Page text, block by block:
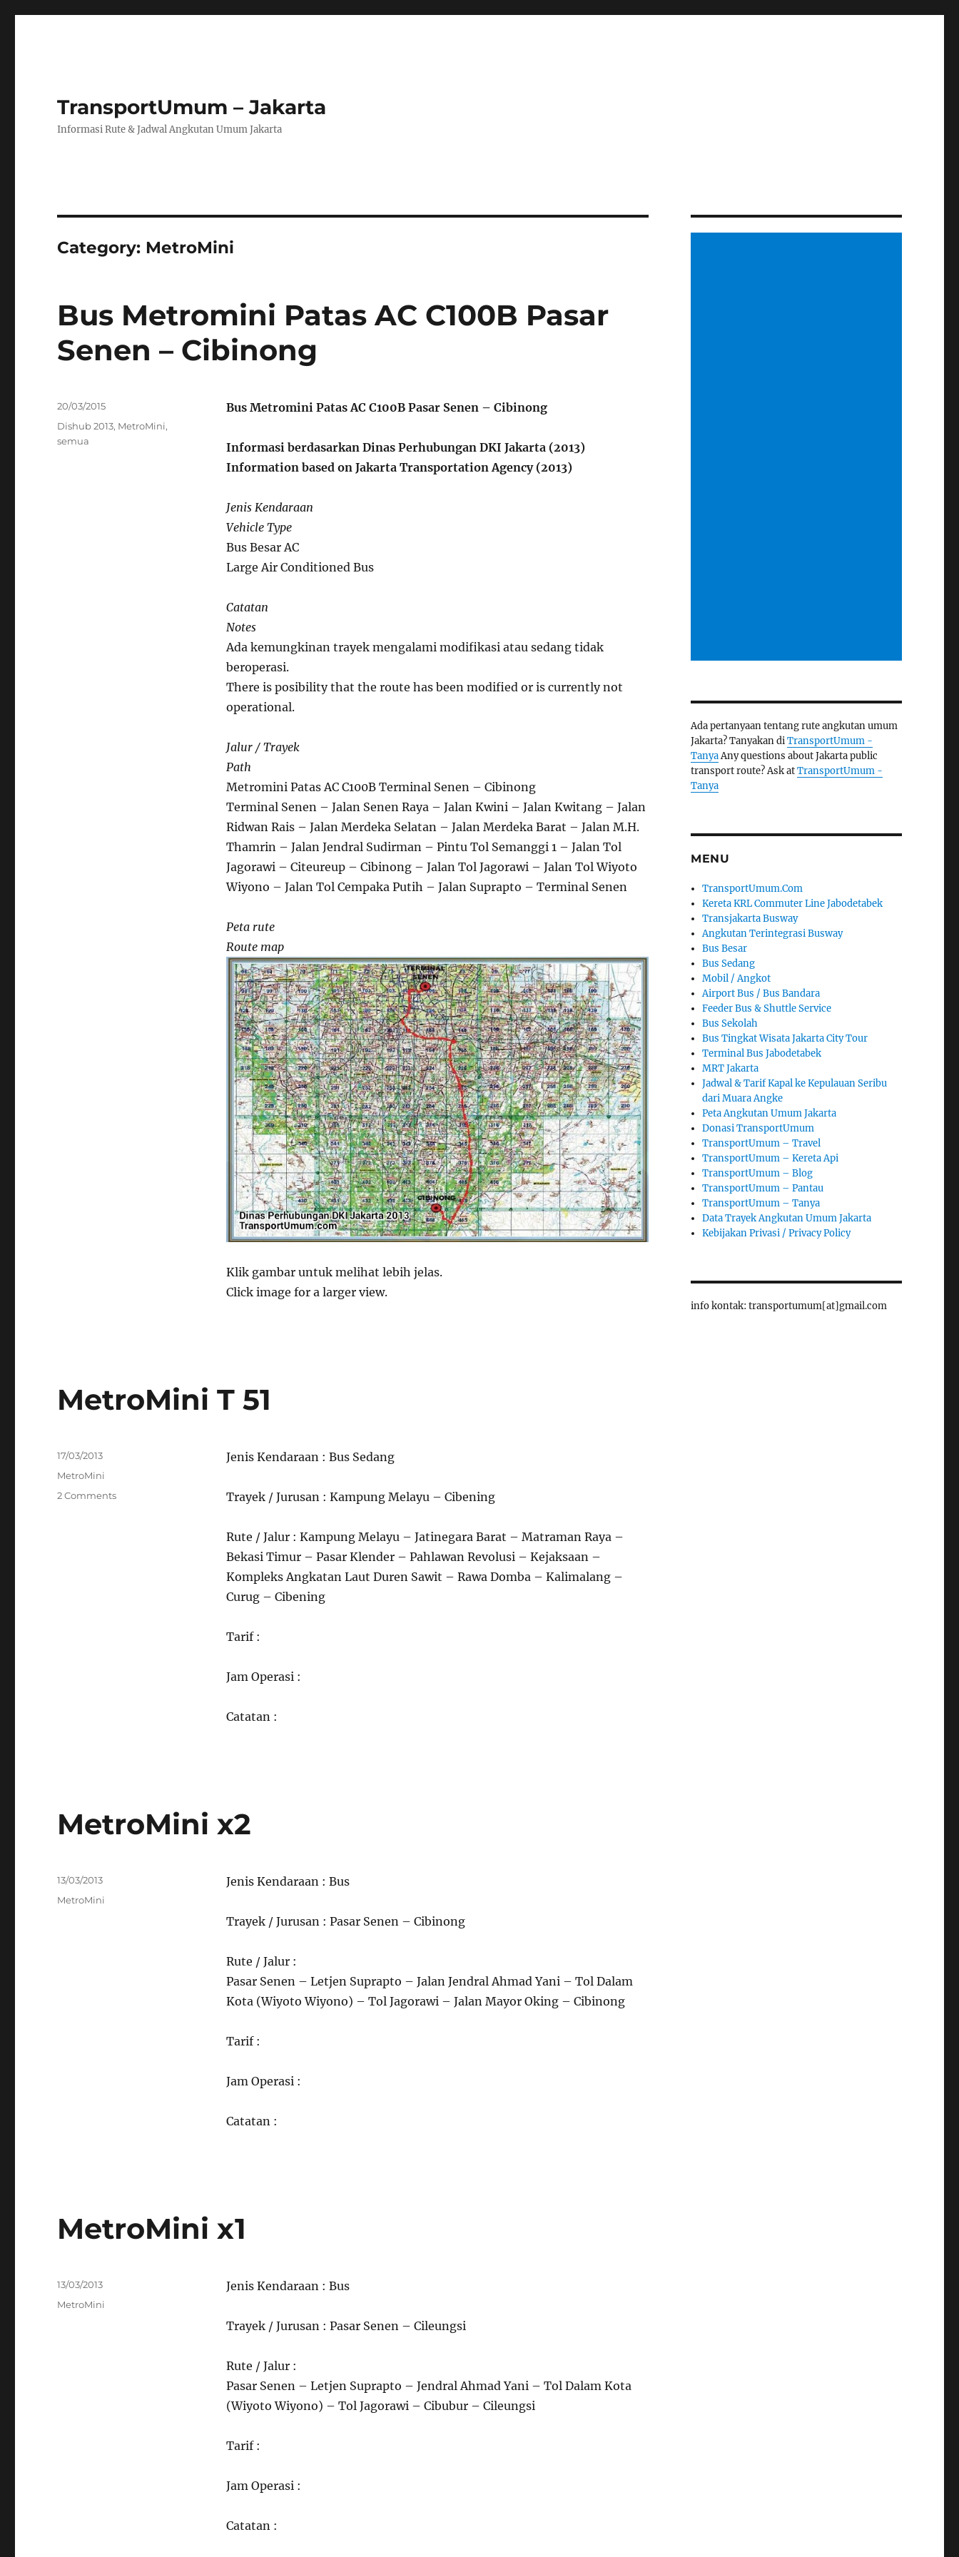
TransportUmum – Jakarta
Informasi Rute & Jadwal Angkutan Umum Jakarta
Category: MetroMini
Bus Metromini Patas AC C100B Pasar
Senen – Cibinong
Bus Metromini Patas AC C100B Pasar Senen – Cibinong
Informasi berdasarkan Dinas Perhubungan DKI Jakarta (2013)
Information based on Jakarta Transportation Agency (2013)
Jenis Kendaraan
Vehicle Type
Bus Besar AC
Large Air Conditioned Bus
Catatan
Notes
Ada kemungkinan trayek mengalami modifikasi atau sedang tidak
beroperasi.
There is posibility that the route has been modified or is currently not
operational.
Jalur / Trayek
Path
Metromini Patas AC C100B Terminal Senen – Cibinong
Terminal Senen – Jalan Senen Raya – Jalan Kwini – Jalan Kwitang – Jalan
Ridwan Rais – Jalan Merdeka Selatan – Jalan Merdeka Barat – Jalan M.H.
Thamrin – Jalan Jendral Sudirman – Pintu Tol Semanggi 1 – Jalan Tol
Jagorawi – Citeureup – Cibinong – Jalan Tol Jagorawi – Jalan Tol Wiyoto
Wiyono – Jalan Tol Cempaka Putih – Jalan Suprapto – Terminal Senen
Peta rute
Route map
Klik gambar untuk melihat lebih jelas.
Click image for a larger view.
Posted
on
20/03/2015
Categories
Dishub 2013, MetroMini,
semua
MetroMini T 51
Jenis Kendaraan : Bus Sedang
Trayek / Jurusan : Kampung Melayu – Cibening
Rute / Jalur : Kampung Melayu – Jatinegara Barat – Matraman Raya –
Bekasi Timur – Pasar Klender – Pahlawan Revolusi – Kejaksaan –
Kompleks Angkatan Laut Duren Sawit – Rawa Domba – Kalimalang –
Curug – Cibening
Tarif :
Jam Operasi :
Catatan :
Posted
17/03/2013
Categories
MetroMini
2 Commentson
MetroMini x2
Jenis Kendaraan : Bus
Trayek / Jurusan : Pasar Senen – Cibinong
Rute / Jalur :
Pasar Senen – Letjen Suprapto – Jalan Jendral Ahmad Yani – Tol Dalam
Kota (Wiyoto Wiyono) – Tol Jagorawi – Jalan Mayor Oking – Cibinong
Tarif :
Jam Operasi :
Catatan :
Posted
13/03/2013
Categories
MetroMini
MetroMini x1
Jenis Kendaraan : Bus
Trayek / Jurusan : Pasar Senen – Cileungsi
Rute / Jalur :
Pasar Senen – Letjen Suprapto – Jendral Ahmad Yani – Tol Dalam Kota
(Wiyoto Wiyono) – Tol Jagorawi – Cibubur – Cileungsi
Tarif :
Jam Operasi :
Catatan :
Posted
13/03/2013
Categories
MetroMini
Ada pertanyaan tentang rute angkutan umum
Jakarta? Tanyakan diTransportUmum -
TanyaAny questions about Jakarta public
transport route? Ask atTransportUmum -
Tanya
MENU
TransportUmum.Com
Kereta KRL Commuter Line Jabodetabek
Transjakarta Busway
Angkutan Terintegrasi Busway
Bus Besar
Bus Sedang
Mobil / Angkot
Airport Bus / Bus Bandara
Feeder Bus & Shuttle Service
Bus Sekolah
Bus Tingkat Wisata Jakarta City Tour
Terminal Bus Jabodetabek
MRT Jakarta
Jadwal & Tarif Kapal ke Kepulauan Seribu
dari Muara Angke
Peta Angkutan Umum Jakarta
Donasi TransportUmum
TransportUmum – Travel
TransportUmum – Kereta Api
TransportUmum – Blog
TransportUmum – Pantau
TransportUmum – Tanya
Data Trayek Angkutan Umum Jakarta
Kebijakan Privasi / Privacy Policy
info kontak: transportumum[at]gmail.com